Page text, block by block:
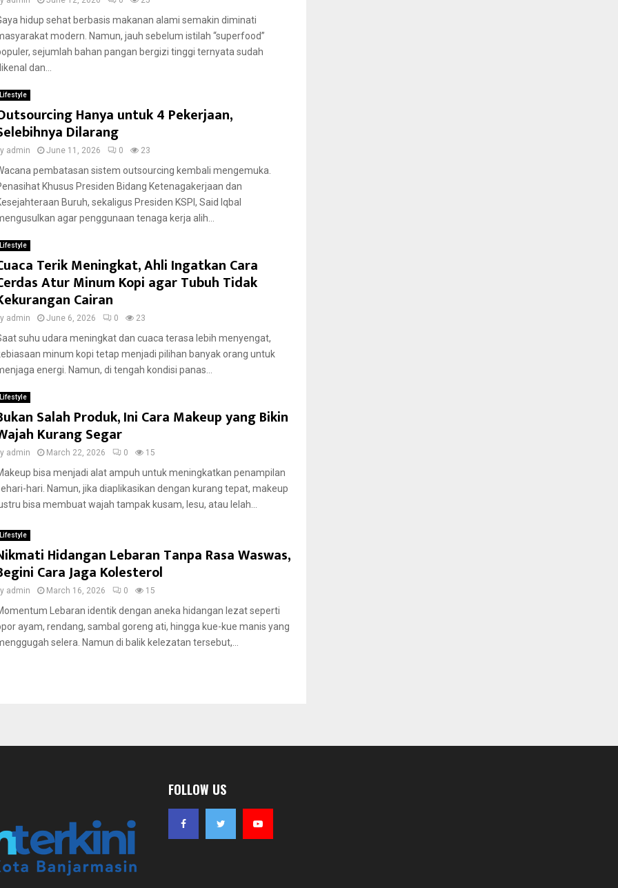
hidup sehat berbasis makanan alami semakin diminati
modern. Namun, jauh sebelum istilah “superfood”
sejumlah bahan pangan bergizi tinggi ternyata sudah
dan...
Lifestyle
Hanya untuk 4 Pekerjaan,
Dilarang
admin June 11, 2026 0 23
pembatasan sistem outsourcing kembali mengemuka.
Khusus Presiden Bidang Ketenagakerjaan dan
Buruh, sekaligus Presiden KSPI, Said Iqbal
agar penggunaan tenaga kerja alih...
Lifestyle
Terik Meningkat, Ahli Ingatkan Cara
Atur Minum Kopi agar Tubuh Tidak
Cairan
admin June 6, 2026 0 23
suhu udara meningkat dan cuaca terasa lebih menyengat,
minum kopi tetap menjadi pilihan banyak orang untuk
energi. Namun, di tengah kondisi panas...
Lifestyle
Salah Produk, Ini Cara Makeup yang Bikin
Kurang Segar
admin March 22, 2026 0 15
bisa menjadi alat ampuh untuk meningkatkan penampilan
hari. Namun, jika diaplikasikan dengan kurang tepat, makeup
bisa membuat wajah tampak kusam, lesu, atau lelah...
Lifestyle
Hidangan Lebaran Tanpa Rasa Waswas,
Cara Jaga Kolesterol
admin March 16, 2026 0 15
Lebaran identik dengan aneka hidangan lezat seperti
ayam, rendang, sambal goreng ati, hingga kue-kue manis yang
selera. Namun di balik kelezatan tersebut,...
FOLLOW US